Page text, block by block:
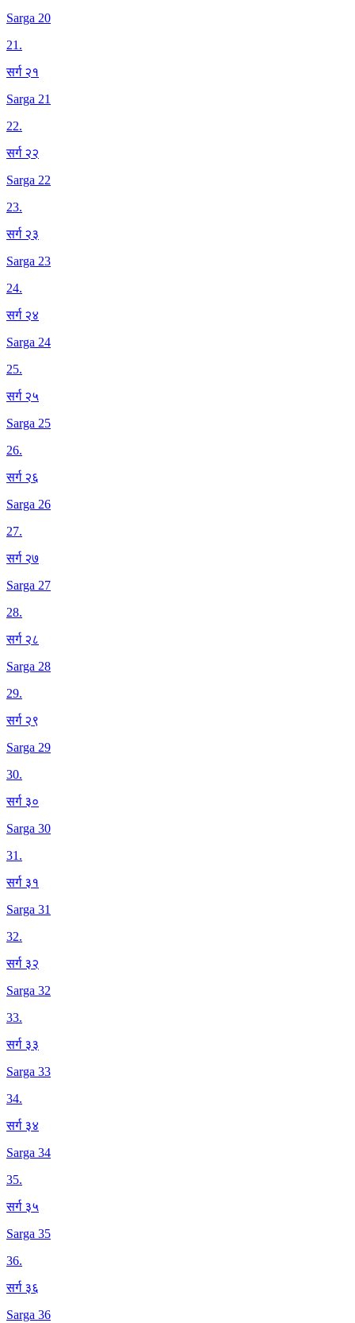
Sarga 20
21.
सर्ग २१
Sarga 21
22.
सर्ग २२
Sarga 22
23.
सर्ग २३
Sarga 23
24.
सर्ग २४
Sarga 24
25.
सर्ग २५
Sarga 25
26.
सर्ग २६
Sarga 26
27.
सर्ग २७
Sarga 27
28.
सर्ग २८
Sarga 28
29.
सर्ग २९
Sarga 29
30.
सर्ग ३०
Sarga 30
31.
सर्ग ३१
Sarga 31
32.
सर्ग ३२
Sarga 32
33.
सर्ग ३३
Sarga 33
34.
सर्ग ३४
Sarga 34
35.
सर्ग ३५
Sarga 35
36.
सर्ग ३६
Sarga 36